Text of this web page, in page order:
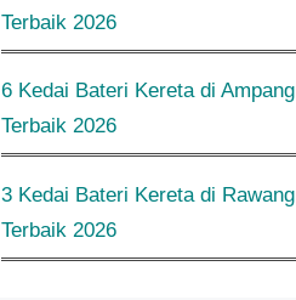
Terbaik 2026
6 Kedai Bateri Kereta di Ampang
Terbaik 2026
3 Kedai Bateri Kereta di Rawang
Terbaik 2026